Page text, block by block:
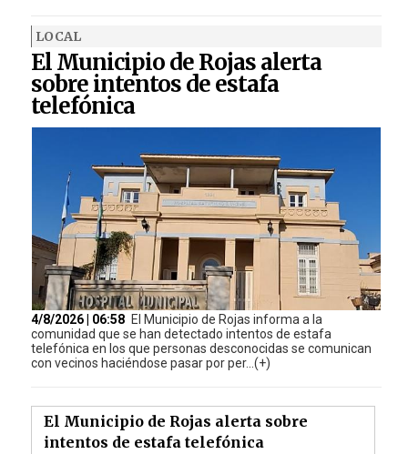
LOCAL
El Municipio de Rojas alerta
sobre intentos de estafa
telefónica
4/8/2026 | 06:58 El Municipio de Rojas informa a la
comunidad que se han detectado intentos de estafa
telefónica en los que personas desconocidas se comunican
con vecinos haciéndose pasar por per...(+)
El Municipio de Rojas alerta sobre
intentos de estafa telefónica